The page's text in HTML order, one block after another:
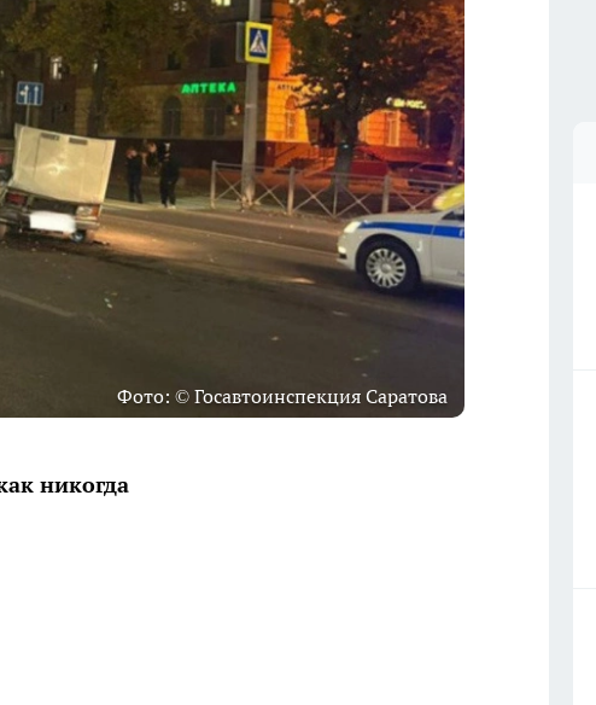
Фото: © Госавтоинспекция Саратова
никогда